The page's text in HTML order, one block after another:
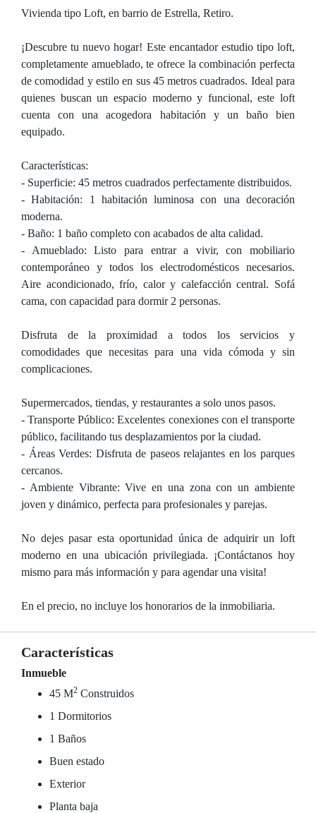
Vivienda tipo Loft, en barrio de Estrella, Retiro.
¡Descubre tu nuevo hogar! Este encantador estudio tipo loft,
completamente amueblado, te ofrece la combinación perfecta
de comodidad y estilo en sus 45 metros cuadrados. Ideal para
quienes buscan un espacio moderno y funcional, este loft
cuenta con una acogedora habitación y un baño bien
equipado.
Características:
- Superficie: 45 metros cuadrados perfectamente distribuidos.
- Habitación: 1 habitación luminosa con una decoración
moderna.
- Baño: 1 baño completo con acabados de alta calidad.
- Amueblado: Listo para entrar a vivir, con mobiliario
contemporáneo y todos los electrodomésticos necesarios.
Aire acondicionado, frío, calor y calefacción central. Sofá
cama, con capacidad para dormir 2 personas.
Disfruta de la proximidad a todos los servicios y
comodidades que necesitas para una vida cómoda y sin
complicaciones.
Supermercados, tiendas, y restaurantes a solo unos pasos.
- Transporte Público: Excelentes conexiones con el transporte
público, facilitando tus desplazamientos por la ciudad.
- Áreas Verdes: Disfruta de paseos relajantes en los parques
cercanos.
- Ambiente Vibrante: Vive en una zona con un ambiente
joven y dinámico, perfecta para profesionales y parejas.
No dejes pasar esta oportunidad única de adquirir un loft
moderno en una ubicación privilegiada. ¡Contáctanos hoy
mismo para más información y para agendar una visita!
En el precio, no incluye los honorarios de la inmobiliaria.
Características
Inmueble
45 M2 Construidos
1 Dormitorios
1 Baños
Buen estado
Exterior
Planta baja